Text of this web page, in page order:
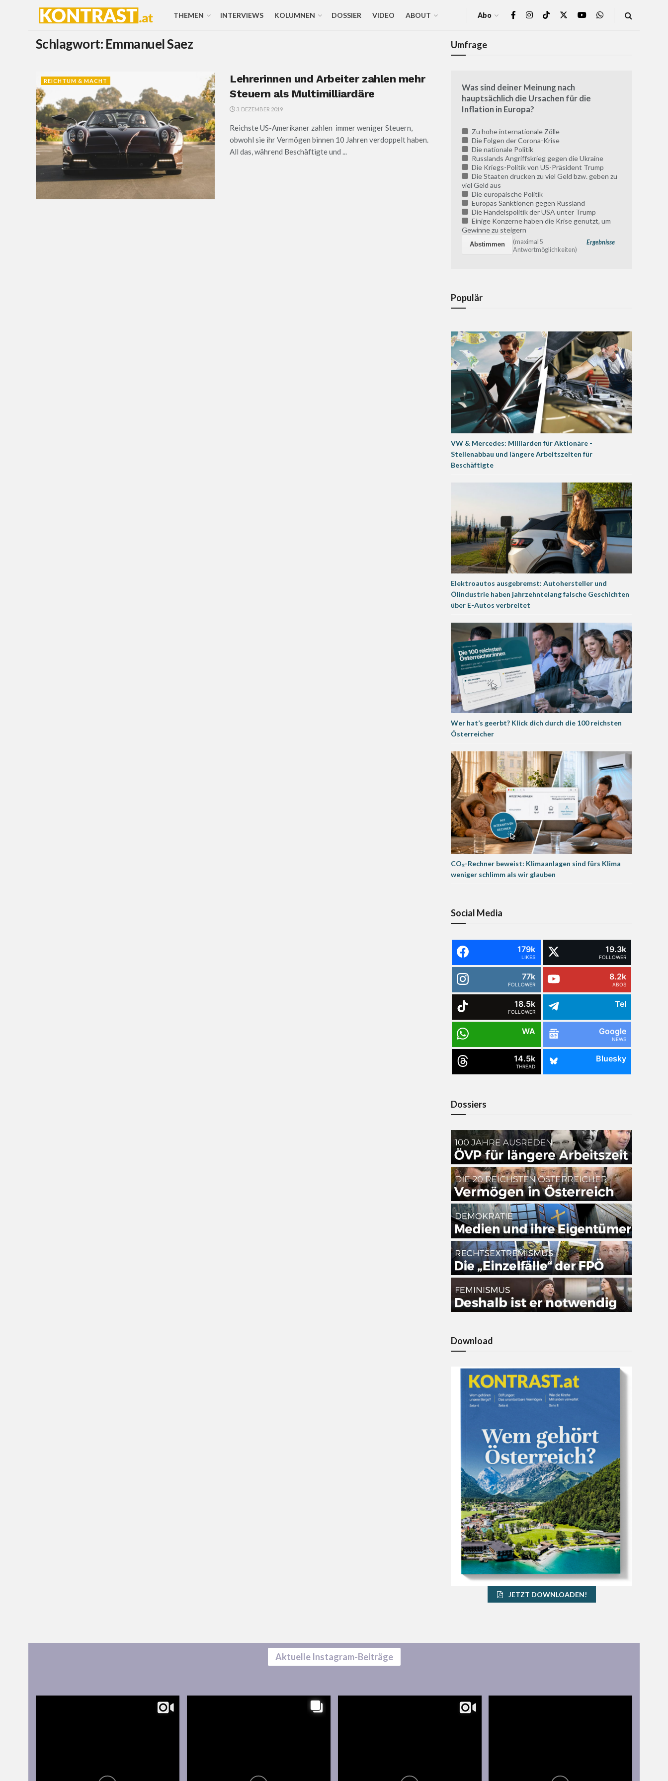
THEMEN INTERVIEWS KOLUMNEN DOSSIER VIDEO ABOUT Abo
Schlagwort: Emmanuel Saez
REICHTUM & MACHT
Lehrerinnen und Arbeiter zahlen mehr
Steuern als Multimilliardäre
3. DEZEMBER 2019
Reichste US-Amerikaner zahlen immer weniger Steuern,
obwohl sie ihr Vermögen binnen 10 Jahren verdoppelt haben.
All das, während Beschäftigte und ...
Umfrage
Was sind deiner Meinung nach
hauptsächlich die Ursachen für die
Inflation in Europa?
Zu hohe internationale Zölle
Die Folgen der Corona-Krise
Die nationale Politik
Russlands Angriffskrieg gegen die Ukraine
Die Kriegs-Politik von US-Präsident Trump
Die Staaten drucken zu viel Geld bzw. geben zu
viel Geld aus
Die europäische Politik
Europas Sanktionen gegen Russland
Die Handelspolitik der USA unter Trump
Einige Konzerne haben die Krise genutzt, um
Gewinne zu steigern
Ergebnisse
(maximal 5
Antwortmöglichkeiten)
Populär
VW & Mercedes: Milliarden für Aktionäre -
Stellenabbau und längere Arbeitszeiten für
Beschäftigte
Elektroautos ausgebremst: Autohersteller und
Ölindustrie haben jahrzehntelang falsche Geschichten
über E-Autos verbreitet
Wer hat’s geerbt? Klick dich durch die 100 reichsten
Österreicher
CO₂-Rechner beweist: Klimaanlagen sind fürs Klima
weniger schlimm als wir glauben
Social Media
179k
LIKES
19.3k
FOLLOWER
77k
FOLLOWER
8.2k
ABOS
18.5k
FOLLOWER
Tel
WA Google
NEWS
14.5k
THREAD
Bluesky
Dossiers
Download
JETZT DOWNLOADEN!
Aktuelle Instagram-Beiträge